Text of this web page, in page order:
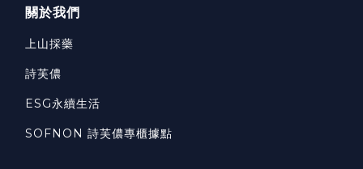
關於我們
上山採藥
詩芙儂
ESG永續生活
SOFNON 詩芙儂專櫃據點